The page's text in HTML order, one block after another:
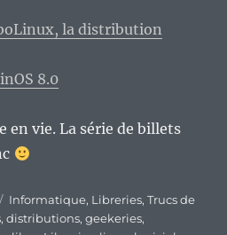
la distribution
8.0
en vie. La série de billets
Catégories
Informatique, Libreries,Trucs de
,distributions,geekeries,